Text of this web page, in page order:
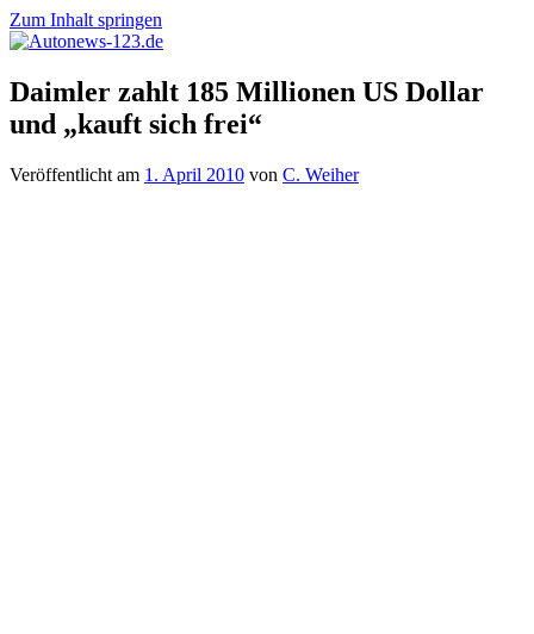
Zum Inhalt springen
Autonews-
123.de
Autonews
mit
Charme
Daimler zahlt 185 Millionen US Dollar
und „kauft sich frei“
Veröffentlicht am 1. April 2010 von C. Weiher